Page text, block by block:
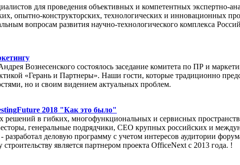
для проведения объективных и компетентных экспертно-
опытно-конструкторских, технологических и инновационных
вопросам развития научно-технологического комплекса
Вознесенского состоялось заседание комитета по ПР и
«Герань и Партнеры». Наши гости, которые традиционно
но и своим видением актуальных проблем.
2018 "Как это было"
решений в гибких, многофункциональных и сервисных
генеральные подрядчики, CEO крупных российских и
деловую программу с учетом интересов аудитории
является партнером проекта OfficeNext с 2013 года. !